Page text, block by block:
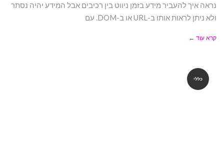
נראה איך להעביר מידע בזמן ניווט בין רכיבים אבל המידע יהיה נסתר
ולא ניתן לראות אותו ב-URL או ב-DOM. עם
קרא עוד ←
כללי